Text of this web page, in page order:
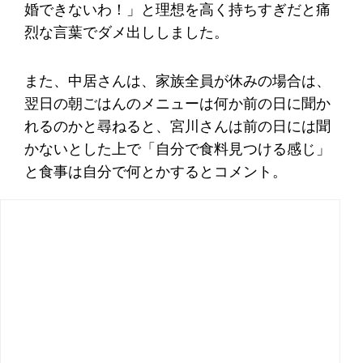
婚できないわ！」と理想を高く持ちすぎだと痛
烈な言葉でダメ出ししました。
また、中居さんは、家族全員が休みの場合は、
翌日の朝ごはんのメニューは何か前の日に聞か
れるのかと尋ねると、宮川さんは前の日には聞
かないとした上で「自分で食料見つける感じ」
と食事は自分で何とかするとコメント。